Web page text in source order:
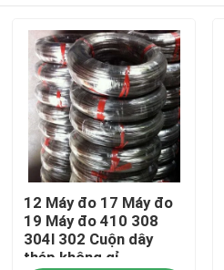
12 Máy đo 17 Máy đo
19 Máy đo 410 308
304l 302 Cuộn dây
thép không gỉ